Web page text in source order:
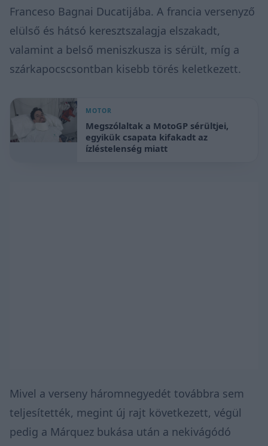
Franceso Bagnai Ducatijába. A francia versenyző
elülső és hátsó keresztszalagja elszakadt,
valamint a belső meniszkusza is sérült, míg a
szárkapocscsontban kisebb törés keletkezett.
MOTOR
Megszólaltak a MotoGP sérültjei,
egyikük csapata kifakadt az
ízléstelenség miatt
Mivel a verseny háromnegyedét továbbra sem
teljesítették, megint új rajt következett, végül
pedig a Márquez bukása után a nekivágódó